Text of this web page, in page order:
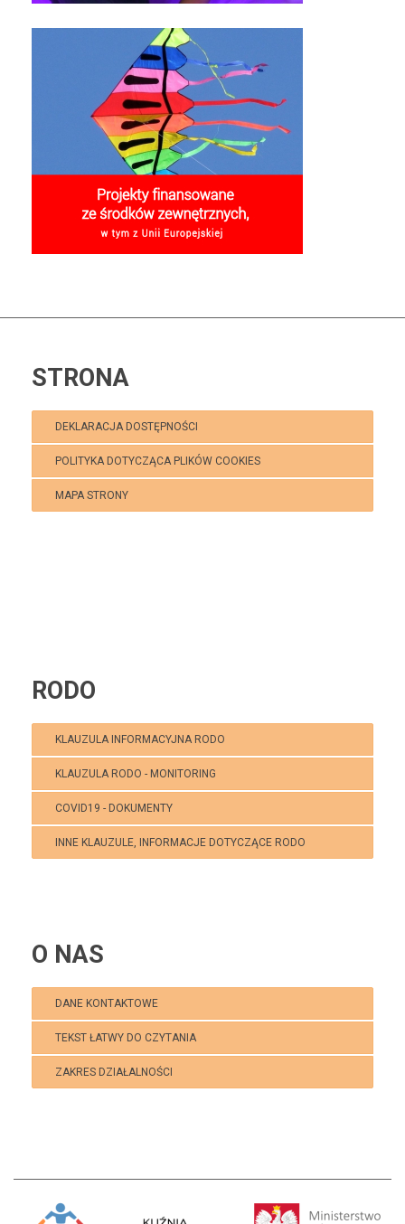
STRONA
DEKLARACJA DOSTĘPNOŚCI
POLITYKA DOTYCZĄCA PLIKÓW COOKIES
MAPA STRONY
RODO
KLAUZULA INFORMACYJNA RODO
KLAUZULA RODO - MONITORING
COVID19 - DOKUMENTY
INNE KLAUZULE, INFORMACJE DOTYCZĄCE RODO
O NAS
DANE KONTAKTOWE
TEKST ŁATWY DO CZYTANIA
ZAKRES DZIAŁALNOŚCI